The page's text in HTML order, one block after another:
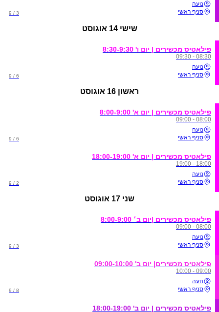
נועה
סניף ראשי
3 / 9
שישי 14 אוגוסט
פילאטיס מכשירים | יום ו' 8:30-9:30
08:30 - 09:30
נועה
סניף ראשי
6 / 9
ראשון 16 אוגוסט
פילאטיס מכשירים | יום א' 8:00-9:00
08:00 - 09:00
נועה
סניף ראשי
6 / 9
פילאטיס מכשירים | יום א' 18:00-19:00
18:00 - 19:00
נועה
סניף ראשי
2 / 9
שני 17 אוגוסט
פילאטיס מכשירים |יום ב׳ 8:00-9:00
08:00 - 09:00
נועה
סניף ראשי
3 / 9
פילאטיס מכשירים| יום ב' 09:00-10:00
09:00 - 10:00
נועה
סניף ראשי
8 / 9
פילאטיס מכשירים | יום ב' 18:00-19:00